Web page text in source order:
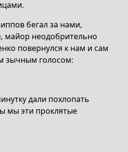
бегал за нами,
майор неодобрительно
повернулся к нам и сам
зычным голосом:
дали похлопать
мы эти проклятые